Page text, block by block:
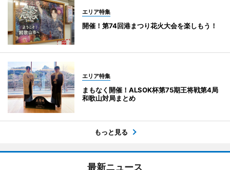
エリア特集
開催！第74回港まつり花火大会を楽しもう！
エリア特集
まもなく開催！ALSOK杯第75期王将戦第4局
和歌山対局まとめ
もっと見る
最新ニュース